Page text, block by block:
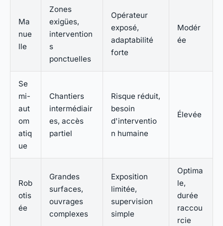
Ma
nue
lle
Zones
exigües,
intervention
s
ponctuelles
Opérateur
exposé,
adaptabilité
forte
Modér
ée
Se
mi-
aut
om
atiq
ue
Chantiers
intermédiair
es, accès
partiel
Risque réduit,
besoin
d'interventio
n humaine
Élevée
Rob
otis
ée
Grandes
surfaces,
ouvrages
complexes
Exposition
limitée,
supervision
simple
Optima
le,
durée
raccou
rcie